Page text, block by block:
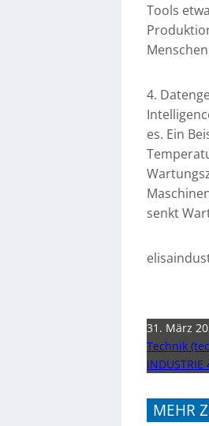
Tools
4.
es. Ein
senkt
31. März
Technik
MEHR